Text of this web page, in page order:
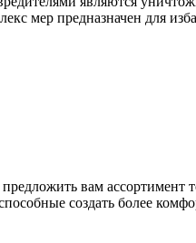
мер предназначен для
вам
создать более